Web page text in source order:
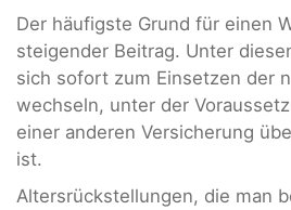
Der häufigste Grund für einen
steigender Beitrag. Unter
sich sofort zum Einsetzen der
wechseln, unter der
einer anderen Versicherung
ist.
Altersrückstellungen, die man